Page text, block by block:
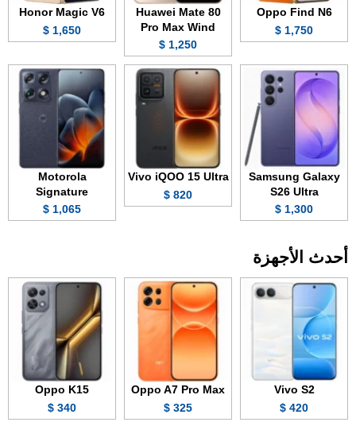
Oppo Find N6
1,750 $
Huawei Mate 80
Pro Max Wind
1,250 $
Honor Magic V6
1,650 $
Samsung Galaxy
S26 Ultra
1,300 $
Vivo iQOO 15 Ultra
820 $
Motorola
Signature
1,065 $
أحدث الأجهزة
Vivo S2
420 $
Oppo A7 Pro Max
325 $
Oppo K15
340 $